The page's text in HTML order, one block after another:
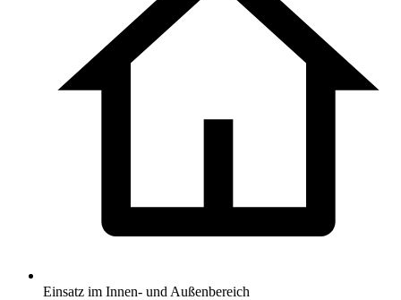
Einsatz im Innen- und Außenbereich